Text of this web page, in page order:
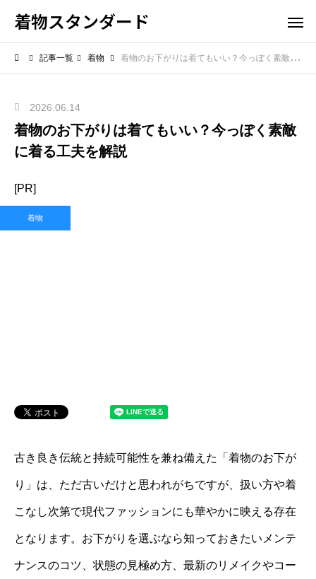
着物スタンダード
記事一覧 着物 着物のお下がりは着てもいい？今っぽく素敵に着る工夫を解説
2026.06.14
着物のお下がりは着てもいい？今っぽく素敵
に着る工夫を解説
[PR]
着物
古き良き伝統と持続可能性を兼ね備えた「着物のお下が
り」は、ただ古いだけと思われがちですが、扱い方や着
こなし次第で現代ファッションにも華やかに映える存在
となります。お下がりを選ぶなら知っておきたいメンテ
ナンスのコツ、状態の見極め方、最新のリメイクやコー